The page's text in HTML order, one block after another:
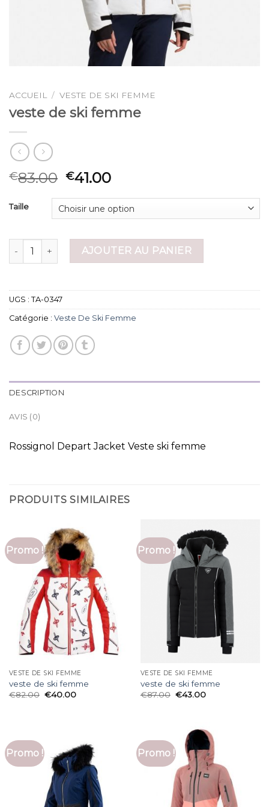
ACCUEIL / VESTE DE SKI FEMME
veste de ski femme
€83.00 €41.00
Taille
quantité de veste de ski femme
AJOUTER AU PANIER
UGS : TA-0347
Catégorie : Veste De Ski Femme
DESCRIPTION
AVIS (0)
Rossignol Depart Jacket Veste ski femme
PRODUITS SIMILAIRES
Promo !
VESTE DE SKI FEMME
veste de ski femme
€82.00 €40.00
Promo !
VESTE DE SKI FEMME
veste de ski femme
€87.00 €43.00
Promo ! Promo !